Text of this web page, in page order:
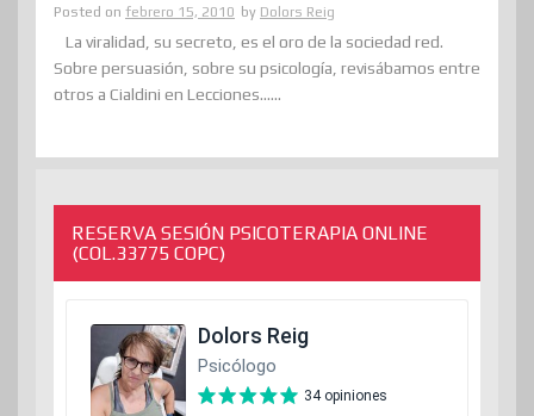
Posted on febrero 15, 2010 by Dolors Reig
La viralidad, su secreto, es el oro de la sociedad red.
Sobre persuasión, sobre su psicología, revisábamos entre
otros a Cialdini en Lecciones......
RESERVA SESIÓN PSICOTERAPIA ONLINE
(COL.33775 COPC)